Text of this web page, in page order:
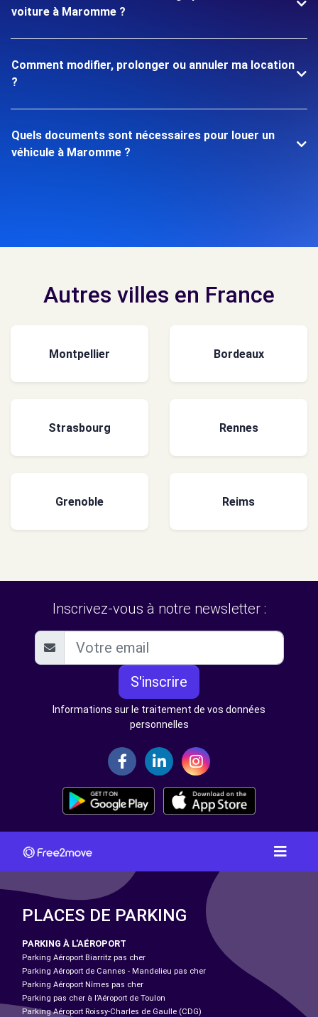
voiture à Maromme ?
Comment modifier, prolonger ou annuler ma location
?
Quels documents sont nécessaires pour louer un
véhicule à Maromme ?
Autres villes en France
Montpellier Bordeaux
Strasbourg Rennes
Grenoble Reims
Inscrivez-vous à notre newsletter :
S'inscrire
Informations sur le traitement de vos données
personnelles
PLACES DE PARKING
PARKING À L'AÉROPORT
Parking Aéroport Biarritz pas cher
Parking Aéroport de Cannes - Mandelieu pas cher
Parking Aéroport Nîmes pas cher
Parking pas cher à l’Aéroport de Toulon
Parking Aéroport Roissy-Charles de Gaulle (CDG)